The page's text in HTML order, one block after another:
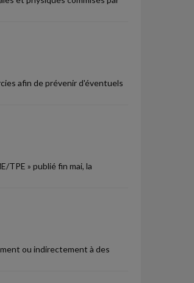
afin de prévenir d'éventuels
TPE » publié fin mai, la
ou indirectement à des